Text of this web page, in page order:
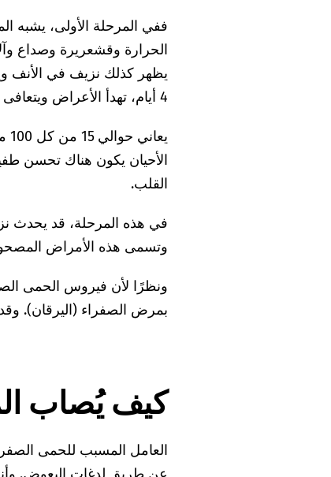
ففي المرحلة الأولى، يشبه
الحرارة وقشعريرة وصداع
4 أيام، تهدأ الأعراض ويتعافى معظم المصابين.
الأحيان يكون هناك تحسن
القلب.
في هذه المرحلة، قد يحدث
وتسمى هذه الأمراض
ونظرًا لأن فيروس الحمى
بمرض الصفراء (اليرقان).
كيف يُصاب
العامل المسبب للحمى